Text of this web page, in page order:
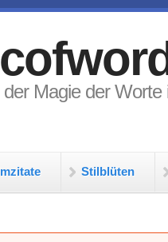
Magie der Worte
Stilblüten